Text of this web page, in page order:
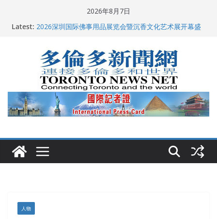
2026年8月7日
Latest:
多伦多市长选举拉开帷幕 多名华人候选人宣布角逐
2026深圳国际佛事用品展览会暨沉香文化艺术展开幕盛
特朗普称加拿大“不友善”并批评其领导层 卡尼：谈判事
关加拿大就业
2026加拿大青少年儿童绘画比赛颁奖典礼多伦多举行
龚晓华参加多伦多骄傲大游行 与市民分享竞选理念
人物